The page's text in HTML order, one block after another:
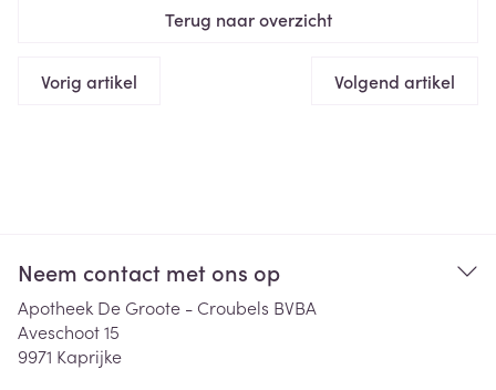
Terug naar overzicht
Vorig artikel Volgend artikel
Neem contact met ons op
Apotheek De Groote - Croubels BVBA
Aveschoot 15
9971 Kaprijke